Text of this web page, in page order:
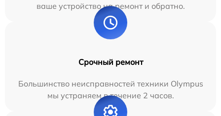
ваше устройство на ремонт и обратно.
Срочный ремонт
Большинство неисправностей техники Olympus
мы устраняем в течение 2 часов.